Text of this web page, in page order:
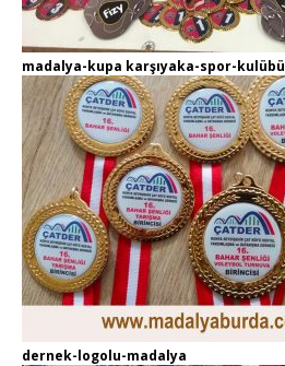
madalya-kupa karşıyaka-spor-kulübü
dernek-logolu-madalya